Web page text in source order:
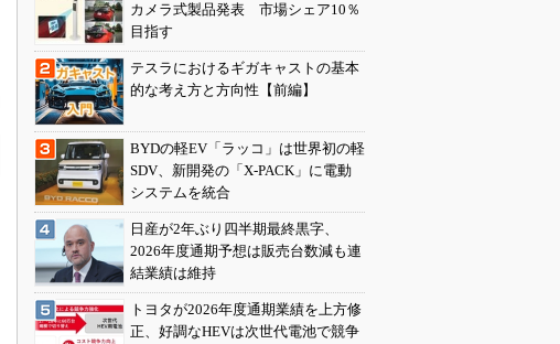
カメラ式製品発表 市場シェア10％
目指す
テスラにおけるギガキャストの基本
的な考え方と方向性【前編】
BYDの軽EV「ラッコ」は世界初の軽
SDV、新開発の「X-PACK」に電動
システムを統合
日産が2年ぶり四半期最終黒字、
2026年度通期予想は販売台数減も連
結業績は維持
トヨタが2026年度通期業績を上方修
正、好調なHEVは次世代電池で競争